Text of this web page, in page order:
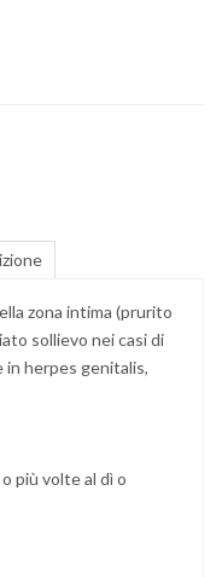
zona intima (prurito
sollievo nei casi di
in herpes genitalis,
più volte al dì o